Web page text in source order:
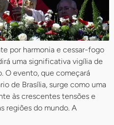
por harmonia e cessar-fogo
uma significativa vigília de
O evento, que começará
de Brasília, surge como uma
às crescentes tensões e
regiões do mundo. A